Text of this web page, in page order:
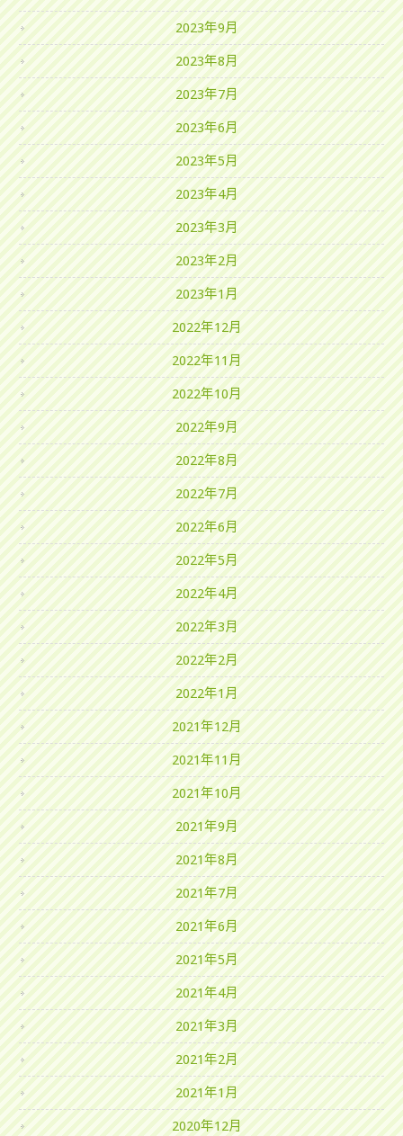
2023年9月
2023年8月
2023年7月
2023年6月
2023年5月
2023年4月
2023年3月
2023年2月
2023年1月
2022年12月
2022年11月
2022年10月
2022年9月
2022年8月
2022年7月
2022年6月
2022年5月
2022年4月
2022年3月
2022年2月
2022年1月
2021年12月
2021年11月
2021年10月
2021年9月
2021年8月
2021年7月
2021年6月
2021年5月
2021年4月
2021年3月
2021年2月
2021年1月
2020年12月